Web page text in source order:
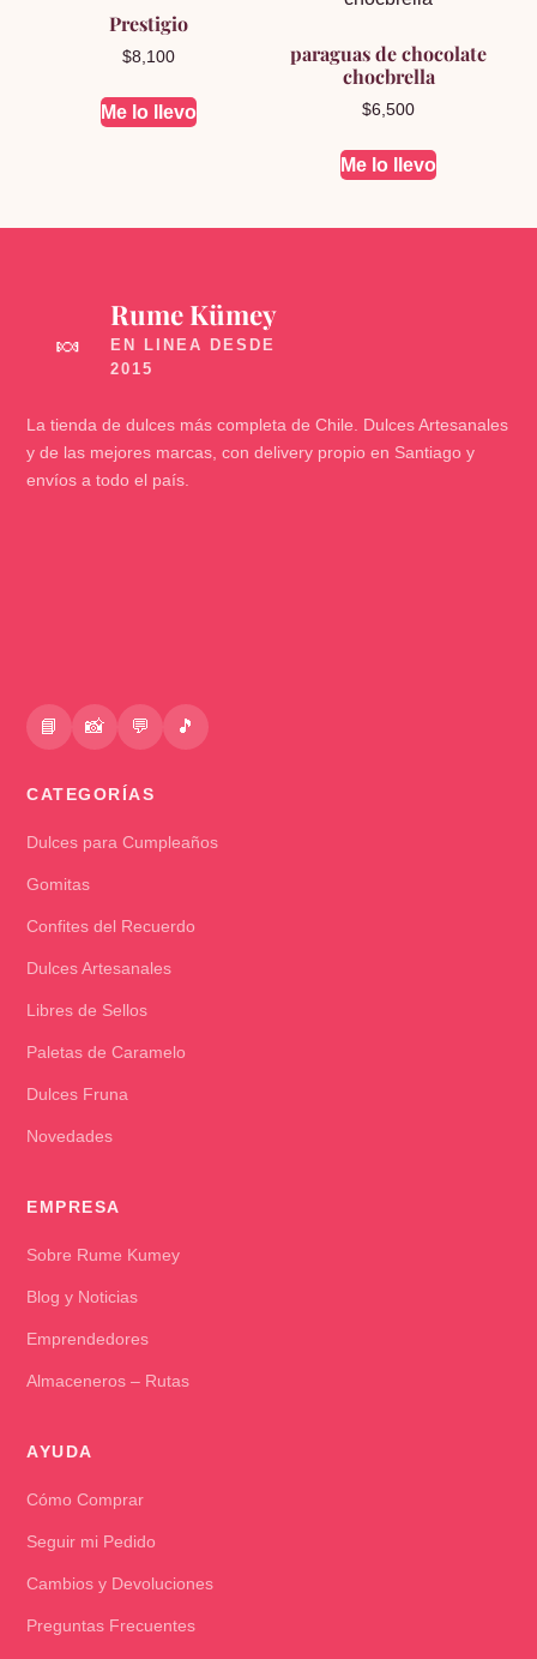
Prestigio
$8,100
Me lo llevo
paraguas de chocolate
chocbrella
$6,500
Me lo llevo
🍬
Rume Kümey
La tienda de dulces más completa de Chile. Dulces Artesanales
y de las mejores marcas, con delivery propio en Santiago y
envíos a todo el país.
📘 📸 💬 🎵
CATEGORÍAS
Dulces para Cumpleaños
Gomitas
Confites del Recuerdo
Dulces Artesanales
Libres de Sellos
Paletas de Caramelo
Dulces Fruna
Novedades
EMPRESA
Sobre Rume Kumey
Blog y Noticias
Emprendedores
Almaceneros – Rutas
AYUDA
Cómo Comprar
Seguir mi Pedido
Cambios y Devoluciones
Preguntas Frecuentes